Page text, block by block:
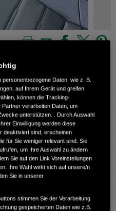
CANYON RIVER BLUE M
21.750 km
Benzin
Automatik
4
1.993 cm³
Daten, wie z. B.
auf Ihrem Gerät und greifen
können die Tracking-
Partner verarbeiten Daten, um
unterstützen. . Durch Auswahl
Einwilligung werden diese
deaktiviert sind, erscheinen
für Sie weniger relevant sind. Sie
um Ihre Auswahl zu ändern
Sie auf den Link Voreinstellungen
Ihre Wahl wirkt sich auf unsere/n
Sie in unserer
stimmen Sie der Verarbeitung
gespeicherten Daten wie z.B.